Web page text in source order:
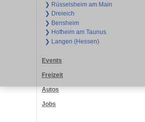
❯ Rüsselsheim am Main
❯ Dreieich
❯ Bensheim
❯ Hofheim am Taunus
❯ Langen (Hessen)
Events
Freizeit
Autos
Jobs